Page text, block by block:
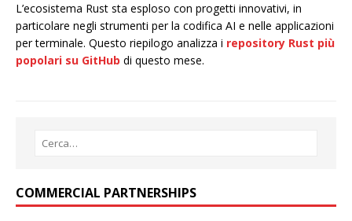
L’ecosistema Rust sta esploso con progetti innovativi, in
particolare negli strumenti per la codifica AI e nelle applicazioni
per terminale. Questo riepilogo analizza i repository Rust più
popolari su GitHub di questo mese.
COMMERCIAL PARTNERSHIPS